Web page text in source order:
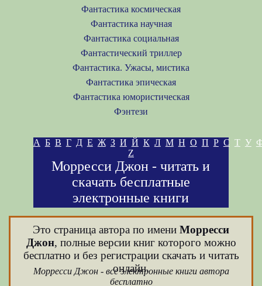
Фантастика космическая
Фантастика научная
Фантастика социальная
Фантастический триллер
Фантастика. Ужасы, мистика
Фантастика эпическая
Фантастика юмористическая
Фэнтези
А Б В Г Д Е Ж З И Й К Л М Н О П Р С Т У
Z
Морресси Джон - читать и
скачать бесплатные
электронные книги
Это страница автора по имени Морресси
Джон, полные версии книг которого можно
бесплатно и без регистрации скачать и читать
онлайн.
Морресси Джон - все электронные книги автора
бесплатно